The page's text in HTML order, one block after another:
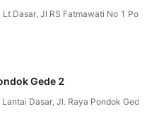
Lt Dasar, Jl RS Fatmawati No 1
Gede 2
Lantai Dasar, Jl. Raya Pondok